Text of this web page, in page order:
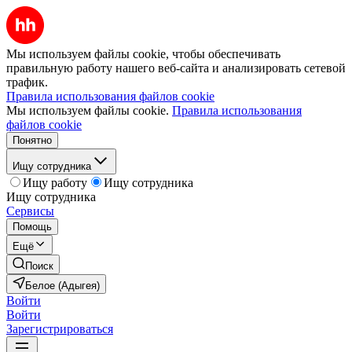
Мы используем файлы cookie, чтобы обеспечивать
правильную работу нашего веб-сайта и анализировать сетевой
трафик.
Правила использования файлов cookie
Мы используем файлы cookie. Правила использования
файлов cookie
Понятно
Ищу сотрудника
Ищу работу
Ищу сотрудника
Ищу сотрудника
Сервисы
Помощь
Ещё
Поиск
Белое (Адыгея)
Войти
Войти
Зарегистрироваться